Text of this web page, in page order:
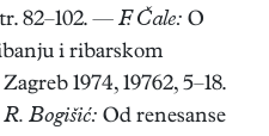
82–102. — F. Čale: O
i ribarskom
1974, 19762, 5–18.
R. Bogišić: Od renesanse